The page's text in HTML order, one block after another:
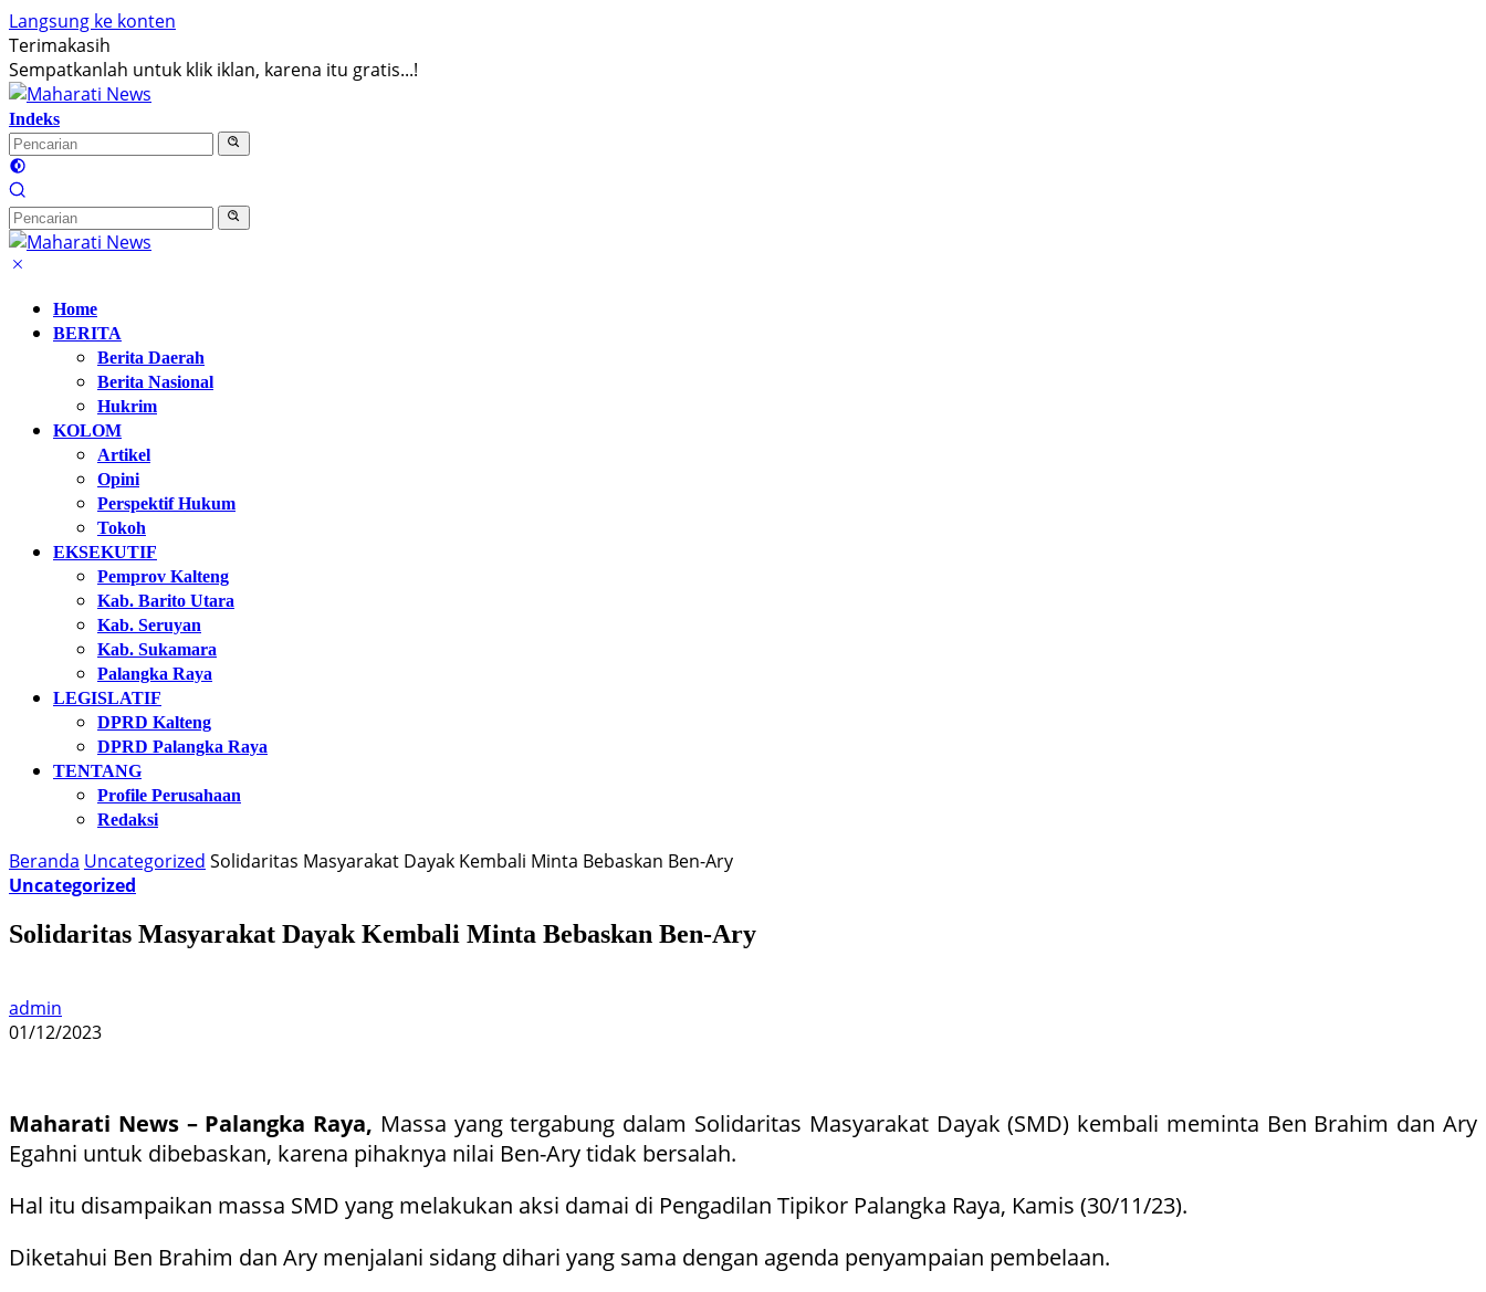
Langsung ke konten
Terimakasih
Sempatkanlah untuk klik iklan, karena itu gratis...!
Indeks
Home
BERITA
Berita Daerah
Berita Nasional
Hukrim
KOLOM
Artikel
Opini
Perspektif Hukum
Tokoh
EKSEKUTIF
Pemprov Kalteng
Kab. Barito Utara
Kab. Seruyan
Kab. Sukamara
Palangka Raya
LEGISLATIF
DPRD Kalteng
DPRD Palangka Raya
TENTANG
Profile Perusahaan
Redaksi
Beranda Uncategorized Solidaritas Masyarakat Dayak Kembali Minta Bebaskan Ben-Ary
Uncategorized
Solidaritas Masyarakat Dayak Kembali Minta Bebaskan Ben-Ary
admin
01/12/2023
Maharati News – Palangka Raya, Massa yang tergabung dalam Solidaritas Masyarakat Dayak (SMD) kembali meminta Ben Brahim dan Ary
Egahni untuk dibebaskan, karena pihaknya nilai Ben-Ary tidak bersalah.
Hal itu disampaikan massa SMD yang melakukan aksi damai di Pengadilan Tipikor Palangka Raya, Kamis (30/11/23).
Diketahui Ben Brahim dan Ary menjalani sidang dihari yang sama dengan agenda penyampaian pembelaan.